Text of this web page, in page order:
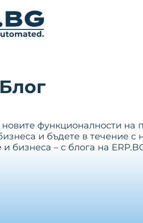
новите функционалности на
и бъдете в течение с
и бизнеса – с блога на